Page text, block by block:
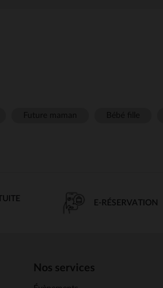
E-RÉSERVATION
Nos services